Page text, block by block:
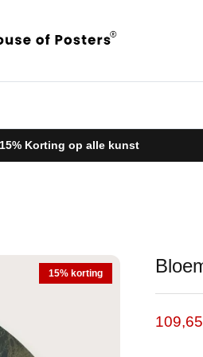
Korting op alle kunst
15% korting